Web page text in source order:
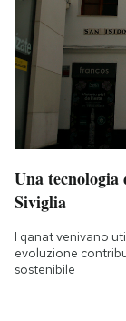
Una
Siviglia
I qanat venivano
evoluzione
sostenibile